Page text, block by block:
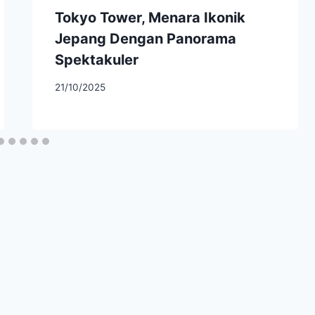
Tokyo Tower, Menara Ikonik
Jepang Dengan Panorama
Spektakuler
21/10/2025